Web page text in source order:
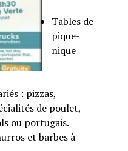
Tables de
pique-
nique
: pizzas,
de poulet,
ou portugais.
et barbes à